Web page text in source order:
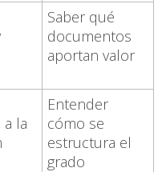
Saber qué
documentos
aportan valor
la
Entender
cómo se
estructura el
grado